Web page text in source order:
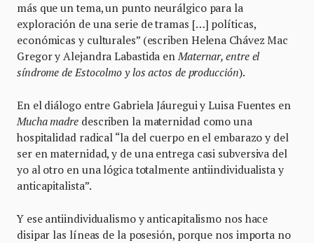
más que un tema, un punto neurálgico para la
exploración de una serie de tramas […] políticas,
económicas y culturales” (escriben Helena Chávez Mac
Gregor y Alejandra Labastida enMaternar, entre el
síndrome de Estocolmo y los actos de producción).
En el diálogo entre Gabriela Jáuregui y Luisa Fuentes en
Mucha madredescriben la maternidad como una
hospitalidad radical “la del cuerpo en el embarazo y del
ser en maternidad, y de una entrega casi subversiva del
yo al otro en una lógica totalmente antiindividualista y
anticapitalista”.
Y ese antiindividualismo y anticapitalismo nos hace
disipar las líneas de la posesión, porque nos importa no